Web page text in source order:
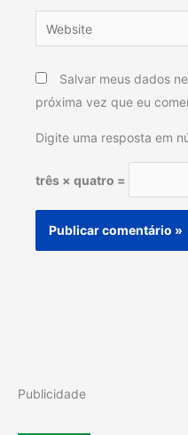
Website
Salvar meus dados
próxima vez que eu
Digite uma resposta em
três × quatro =
Publicidade